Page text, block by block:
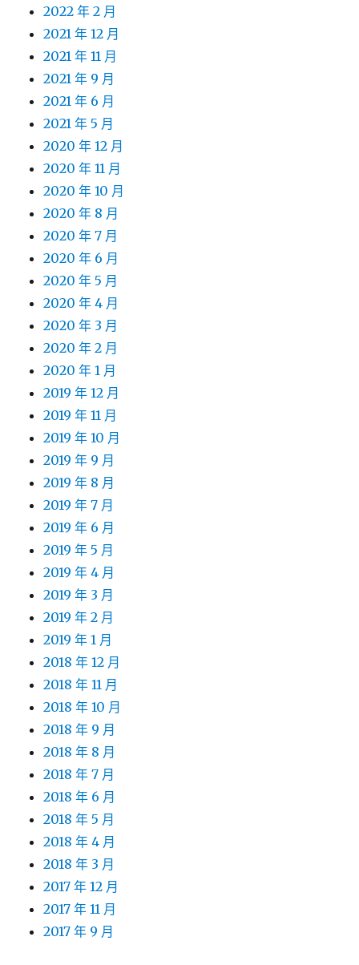
2022 年 2 月
2021 年 12 月
2021 年 11 月
2021 年 9 月
2021 年 6 月
2021 年 5 月
2020 年 12 月
2020 年 11 月
2020 年 10 月
2020 年 8 月
2020 年 7 月
2020 年 6 月
2020 年 5 月
2020 年 4 月
2020 年 3 月
2020 年 2 月
2020 年 1 月
2019 年 12 月
2019 年 11 月
2019 年 10 月
2019 年 9 月
2019 年 8 月
2019 年 7 月
2019 年 6 月
2019 年 5 月
2019 年 4 月
2019 年 3 月
2019 年 2 月
2019 年 1 月
2018 年 12 月
2018 年 11 月
2018 年 10 月
2018 年 9 月
2018 年 8 月
2018 年 7 月
2018 年 6 月
2018 年 5 月
2018 年 4 月
2018 年 3 月
2017 年 12 月
2017 年 11 月
2017 年 9 月